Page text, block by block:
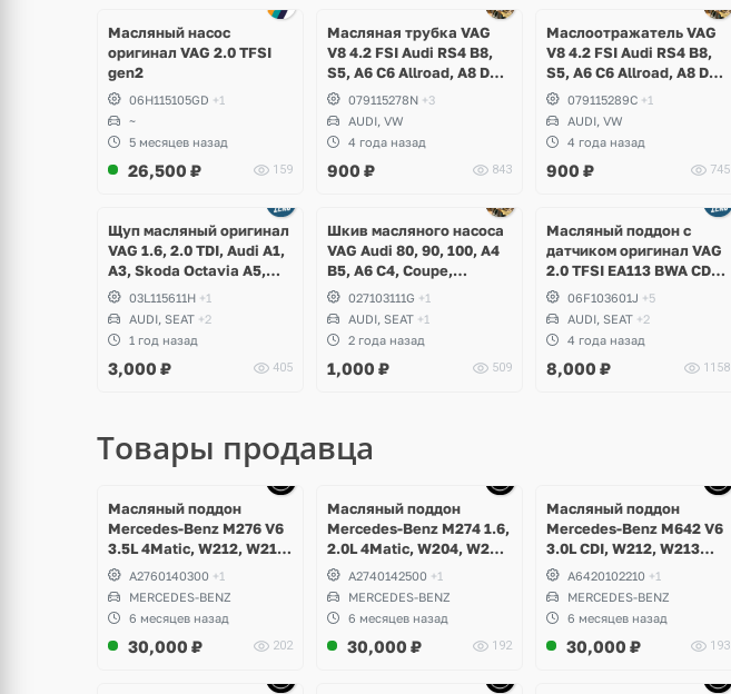
Масляный насос
оригинал VAG 2.0 TFSI
gen2
06H115105GD +1
~
5 месяцев назад
26,500 ₽ 159
Масляная трубка VAG
V8 4.2 FSI Audi RS4 B8,
S5, A6 C6 Allroad, A8 D3,
Q7, Volkswagen Touareg
079115278N +3
AUDI, VW
4 года назад
900 ₽ 843
Маслоотражатель VAG
V8 4.2 FSI Audi RS4 B8,
S5, A6 C6 Allroad, A8 D3,
Q7, Volkswagen Touareg
079115289C +1
AUDI, VW
4 года назад
900 ₽ 745
Щуп масляный оригинал
VAG 1.6, 2.0 TDI, Audi A1,
A3, Skoda Octavia A5,
Superb, Yeti, Rapid,
Volkswagen Golf V, VI,
Plus, Jetta, Scirocco,
Caddy, Passat B6, B7,
Polo, Touran, Seat Leon,
03L115611H +1
AUDI, SEAT +2
1 год назад
3,000 ₽ 405
Шкив масляного насоса
VAG Audi 80, 90, 100, A4
B5, A6 C4, Coupe,
Volkswagen Golf 1, 2, 3,
Corrado, Scirocco, Jetta,
Passat B2, B3, B4, B5,
Seat Toledo, Cordoba,
Ibiza
027103111G +1
AUDI, SEAT +1
2 года назад
1,000 ₽ 509
Масляный поддон с
датчиком оригинал VAG
2.0 TFSI EA113 BWA CDLA
CDLC CDLG
06F103601J +5
AUDI, SEAT +2
4 года назад
8,000 ₽ 1158
Товары продавца
Масляный поддон
Mercedes-Benz M276 V6
3.5L 4Matic, W212, W213,
W207, W253 GLC 43
AMG, GLE W166, GLK
X204, W217, W221, W222
S-Class, Maybach
A2760140300 +1
MERCEDES-BENZ
6 месяцев назад
30,000 ₽ 202
Масляный поддон
Mercedes-Benz M274 1.6,
2.0L 4Matic, W204, W205
C-Class, GLK, W212,
W213 E-Class, W253 GLC
A2740142500 +1
MERCEDES-BENZ
6 месяцев назад
30,000 ₽ 192
Масляный поддон
Mercedes-Benz M642 V6
3.0L CDI, W212, W213
E350d, W463 G350d,
W253 GLC 350d, W166
GL, GLE, GLS, W292
GLE350d, W251 R350d,
W217, W222 S400d
A6420102210 +1
MERCEDES-BENZ
6 месяцев назад
30,000 ₽ 193